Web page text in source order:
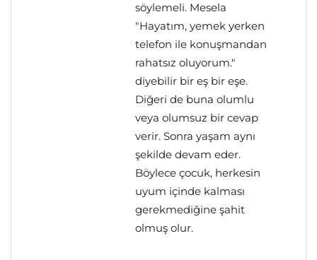
söylemeli. Mesela
"Hayatım, yemek yerken
telefon ile konuşmandan
rahatsız oluyorum."
diyebilir bir eş bir eşe.
Diğeri de buna olumlu
veya olumsuz bir cevap
verir. Sonra yaşam aynı
şekilde devam eder.
Böylece çocuk, herkesin
uyum içinde kalması
gerekmediğine şahit
olmuş olur.